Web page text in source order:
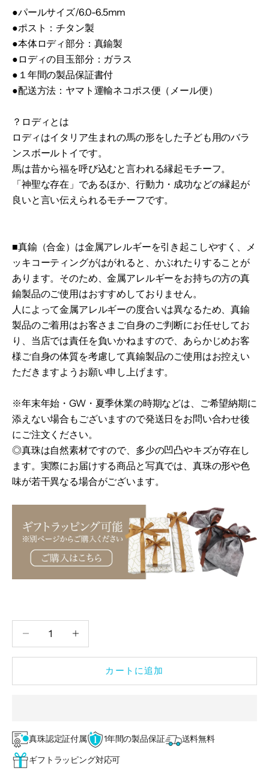
●パールサイズ/6.0-6.5mm
●ポスト：チタン製
●本体ロディ部分：真鍮製
●ロディの目玉部分：ガラス
●１年間の製品保証書付
●配送方法：ヤマト運輸ネコポス便（メール便）
？ロディとは
ロディはイタリア生まれの馬の形をした子ども用のバラ
ンスボールトイです。
馬は昔から福を呼び込むと言われる縁起モチーフ。
「神聖な存在」であるほか、行動力・成功などの縁起が
良いと言い伝えられるモチーフです。
■真鍮（合金）は金属アレルギーを引き起こしやすく、メ
ッキコーティングがはがれると、かぶれたりすることが
あります。そのため、金属アレルギーをお持ちの方の真
鍮製品のご使用はおすすめしておりません。
人によって金属アレルギーの度合いは異なるため、真鍮
製品のご着用はお客さまご自身のご判断にお任せしてお
り、当店では責任を負いかねますので、あらかじめお客
様ご自身の体質を考慮して真鍮製品のご使用はお控えい
ただきますようお願い申し上げます。
※年末年始・GW・夏季休業の時期などは、ご希望納期に
添えない場合もございますので発送日をお問い合わせ後
にご注文ください。
◎真珠は自然素材ですので、多少の凹凸やキズが存在し
ます。 実際にお届けする商品と写真では、真珠の形や色
味が若干異なる場合がございます。
数量を減らす 数量を減らす
カートに追加
真珠認定証付属 1年間の製品保証
送料無料
ギフトラッピング対応可